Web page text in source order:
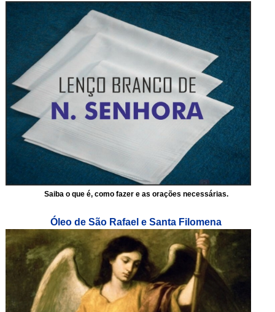
Saiba o que é, como fazer e as orações necessárias.
Óleo de São Rafael e Santa Filomena